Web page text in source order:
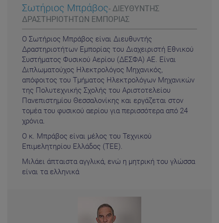
Σωτήριος Μπράβος- ΔΙΕΥΘΥΝΤΗΣ
ΔΡΑΣΤΗΡΙΟΤΗΤΩΝ ΕΜΠΟΡΙΑΣ
Ο Σωτήριος Μπράβος είναι Διευθυντής
Δραστηριοτήτων Εμπορίας του Διαχειριστή Εθνικού
Συστήματος Φυσικού Αερίου (ΔΕΣΦΑ) ΑΕ. Είναι
Διπλωματούχος Ηλεκτρολόγος Μηχανικός,
απόφοιτος του Τμήματος Ηλεκτρολόγων Μηχανικών
της Πολυτεχνικής Σχολής του Αριστοτελείου
Πανεπιστημίου Θεσσαλονίκης και εργάζεται στον
τομέα του φυσικού αερίου για περισσότερα από 24
χρόνια.
Ο κ. Μπράβος είναι μέλος του Τεχνικού
Επιμελητηρίου Ελλάδος (ΤΕΕ).
Μιλάει άπταιστα αγγλικά, ενώ η μητρική του γλώσσα
είναι τα ελληνικά